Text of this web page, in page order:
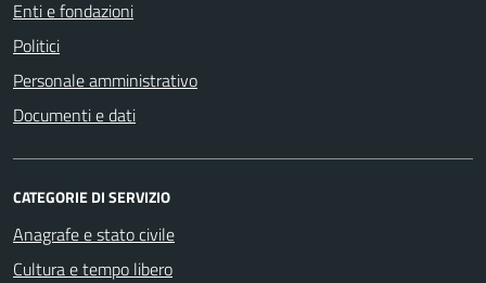
Enti e fondazioni
Politici
Personale amministrativo
Documenti e dati
CATEGORIE DI SERVIZIO
Anagrafe e stato civile
Cultura e tempo libero